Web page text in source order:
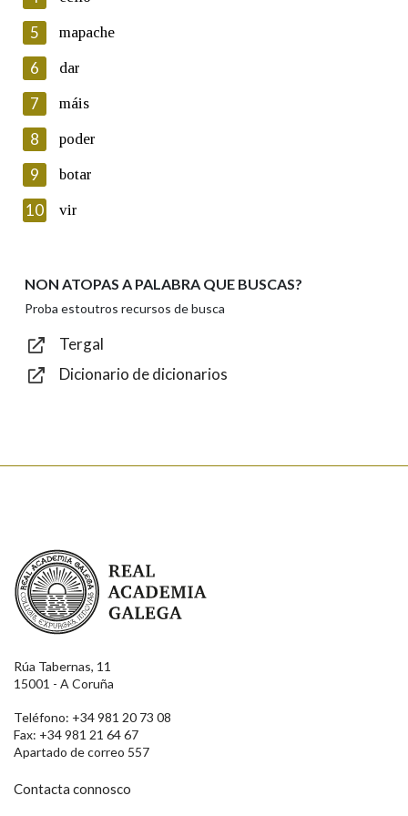
Lin e acepto as condicións da política de
Introduce o código que aparece na imaxe:
Texto de verificación
Enviar
5 mapache
6 dar
7 máis
8 poder
9 botar
10 vir
NON ATOPAS A PALABRA QUE BUSCAS?
Proba estoutros recursos de busca
Tergal
Dicionario de dicionarios
Real Academia Galega
Rúa Tabernas, 11
15001 - A Coruña
Teléfono: +34 981 20 73 08
Fax: +34 981 21 64 67
Apartado de correo 557
Contacta connosco